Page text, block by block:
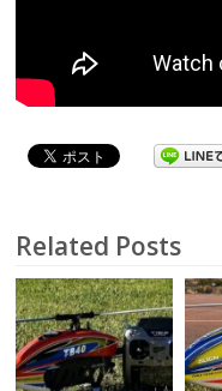
Related Posts